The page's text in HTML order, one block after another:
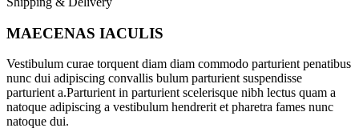
MAECENAS IACULIS
Vestibulum curae torquent diam diam commodo parturient penatibus
nunc dui adipiscing convallis bulum parturient suspendisse
parturient a.Parturient in parturient scelerisque nibh lectus quam a
natoque adipiscing a vestibulum hendrerit et pharetra fames nunc
natoque dui.